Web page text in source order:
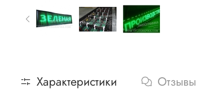
Характеристики Отзывы